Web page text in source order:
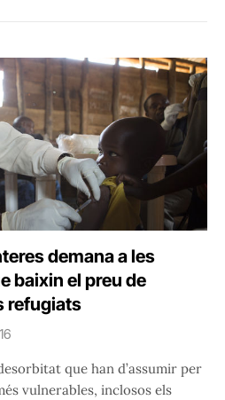
demana a les
baixin el preu de
refugiats
que han d’assumir per
vulnerables, inclosos els